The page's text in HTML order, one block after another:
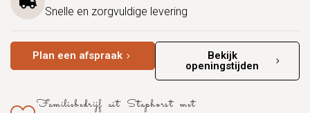
Snelle en zorgvuldige levering
Plan een afspraak
Bekijk
openingstijden
Familiebedrijf uit Staphorst met